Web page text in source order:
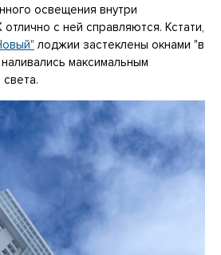
освещения внутри
с ней справляются. Кстати,
лоджии застеклены окнами "в
максимальным